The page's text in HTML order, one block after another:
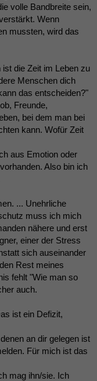
volle Bandbreite sein,
Wenn
mussten, wird das
ist die Zeit im Leben zu
Menschen dich
das entscheiden?"
Freunde,
bei dem man bei
kann. Wofür Zeit
aus Emotion oder
Also bin ich
... Unehrliche
muss ich mich
nähere und erst
einer der Stress
sich auseinander
Rest meines
fehlt "Wie man so
auch.
ist ein Defizit,
an dir gelegen ist
Für mich ist das
mag ihn/sie. Ich